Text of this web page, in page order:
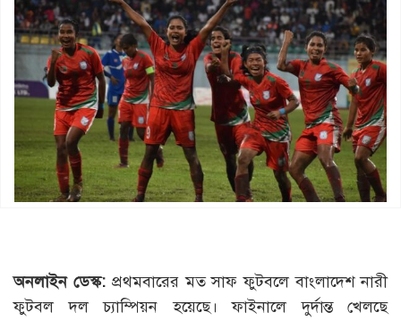
অনলাইন ডেস্ক:প্রথমবারের মত সাফ ফুটবলে বাংলাদেশ নারী
ফুটবল দল চ্যাম্পিয়ন হয়েছে। ফাইনালে দুর্দান্ত খেলছে